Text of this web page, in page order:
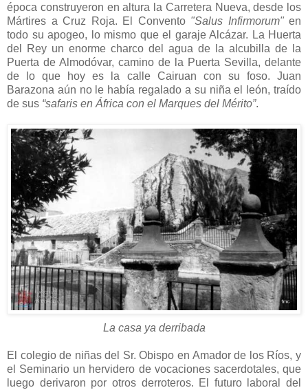
época construyeron en altura la Carretera Nueva, desde los
Mártires a Cruz Roja. El Convento "Salus Infirmorum" en
todo su apogeo, lo mismo que el garaje Alcázar. La Huerta
del Rey un enorme charco del agua de la alcubilla de la
Puerta de Almodóvar, camino de la Puerta Sevilla, delante
de lo que hoy es la calle Cairuan con su foso. Juan
Barazona aún no le había regalado a su niña el león, traído
de sus “safaris en África con el Marques del Mérito”.
La casa ya derribada
El colegio de niñas del Sr. Obispo en Amador de los Ríos, y
el Seminario un hervidero de vocaciones sacerdotales, que
luego derivaron por otros derroteros. El futuro laboral del